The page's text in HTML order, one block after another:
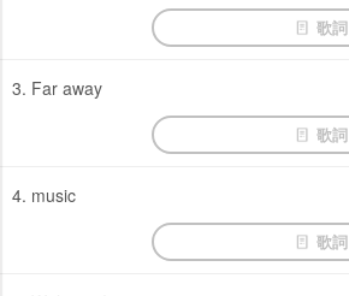
歌詞
3. Far away
歌詞
4. music
歌詞